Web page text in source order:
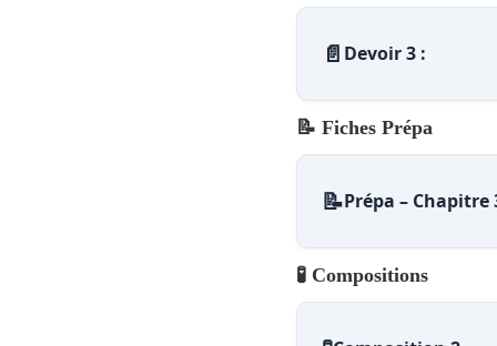
📄 Devoir 3 :
📝 Fiches Prépa
📝Prépa – Chapitre
🧪 Compositions